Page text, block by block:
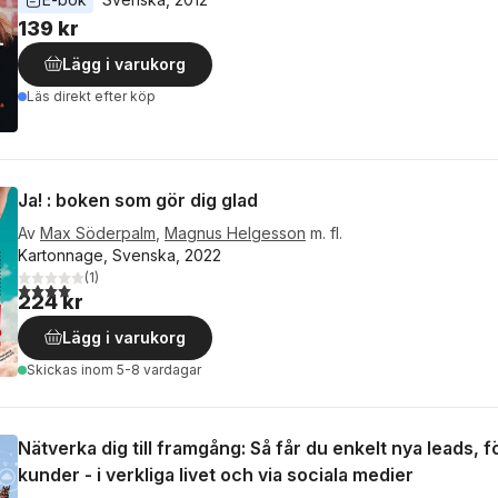
139 kr
Lägg i varukorg
Läs direkt efter köp
Ja! : boken som gör dig glad
Av Max Söderpalm Magnus Helgesson m. fl.
Kartonnage, Svenska, 2022
4,0utav 5 stjärnor. Totalt antal röster:
(1)
224 kr
Lägg i varukorg
Skickas inom 5-8 vardagar
Nätverka dig till framgång: Så får du enkelt nya leads,
kunder - i verkliga livet och via sociala medier